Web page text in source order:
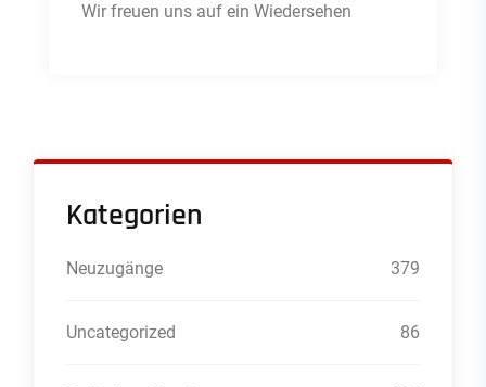
Wir freuen uns auf ein Wiedersehen
Kategorien
Neuzugänge 379
Uncategorized 86